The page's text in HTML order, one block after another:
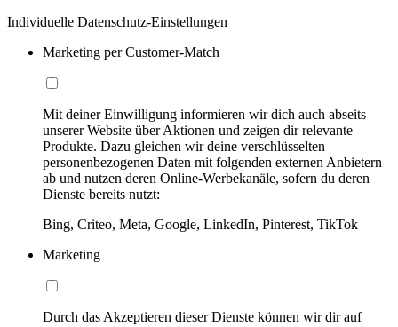
Individuelle Datenschutz-Einstellungen
Marketing per Customer-Match
Mit deiner Einwilligung informieren wir dich auch abseits
unserer Website über Aktionen und zeigen dir relevante
Produkte. Dazu gleichen wir deine verschlüsselten
personenbezogenen Daten mit folgenden externen Anbietern
ab und nutzen deren Online-Werbekanäle, sofern du deren
Dienste bereits nutzt:
Bing, Criteo, Meta, Google, LinkedIn, Pinterest, TikTok
Marketing
Durch das Akzeptieren dieser Dienste können wir dir auf